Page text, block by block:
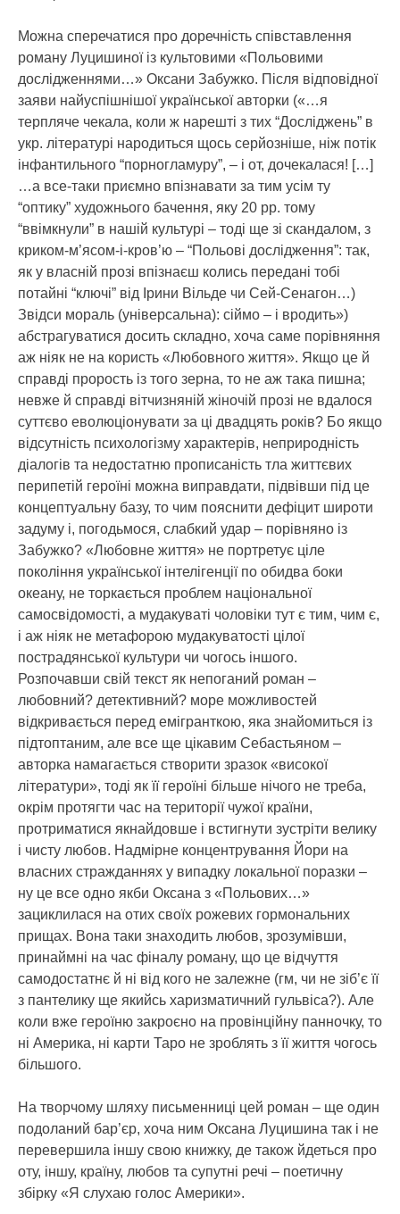
Можна сперечатися про доречність співставлення
роману Луцишиної із культовими «Польовими
дослідженнями…» Оксани Забужко. Після відповідної
заяви найуспішнішої української авторки («…я
терпляче чекала, коли ж нарешті з тих “Досліджень” в
укр. літературі народиться щось серйозніше, ніж потік
інфантильного “порногламуру”, – і от, дочекалася! […]
…а все-таки приємно впізнавати за тим усім ту
“оптику” художнього бачення, яку 20 рр. тому
“ввімкнули” в нашій культурі – тоді ще зі скандалом, з
криком-м’ясом-і-кров’ю – “Польові дослідження”: так,
як у власній прозі впізнаєш колись передані тобі
потайні “ключі” від Ірини Вільде чи Сей-Сенагон…)
Звідси мораль (універсальна): сіймо – і вродить»)
абстрагуватися досить складно, хоча саме порівняння
аж ніяк не на користь «Любовного життя». Якщо це й
справді прорость із того зерна, то не аж така пишна;
невже й справді вітчизняній жіночій прозі не вдалося
суттєво еволюціонувати за ці двадцять років? Бо якщо
відсутність психологізму характерів, неприродність
діалогів та недостатню прописаність тла життєвих
перипетій героїні можна виправдати, підвівши під це
концептуальну базу, то чим пояснити дефіцит широти
задуму і, погодьмося, слабкий удар – порівняно із
Забужко? «Любовне життя» не портретує ціле
покоління української інтелігенції по обидва боки
океану, не торкається проблем національної
самосвідомості, а мудакуваті чоловіки тут є тим, чим є,
і аж ніяк не метафорою мудакуватості цілої
пострадянської культури чи чогось іншого.
Розпочавши свій текст як непоганий роман –
любовний? детективний? море можливостей
відкривається перед емігранткою, яка знайомиться із
підтоптаним, але все ще цікавим Себастьяном –
авторка намагається створити зразок «високої
літератури», тоді як її героїні більше нічого не треба,
окрім протягти час на території чужої країни,
протриматися якнайдовше і встигнути зустріти велику
і чисту любов. Надмірне концентрування Йори на
власних стражданнях у випадку локальної поразки –
ну це все одно якби Оксана з «Польових…»
зациклилася на отих своїх рожевих гормональних
прищах. Вона таки знаходить любов, зрозумівши,
принаймні на час фіналу роману, що це відчуття
самодостатнє й ні від кого не залежне (гм, чи не зіб’є її
з пантелику ще якийсь харизматичний гульвіса?). Але
коли вже героїню закроєно на провінційну панночку, то
ні Америка, ні карти Таро не зроблять з її життя чогось
більшого.
На творчому шляху письменниці цей роман – ще один
подоланий бар’єр, хоча ним Оксана Луцишина так і не
перевершила іншу свою книжку, де також йдеться про
оту, іншу, країну, любов та супутні речі – поетичну
збірку «Я слухаю голос Америки».